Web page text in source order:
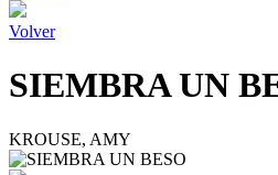
Volver
SIEMBRA UN
KROUSE, AMY